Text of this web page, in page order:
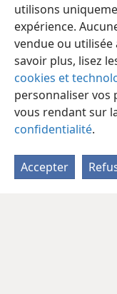
utilisons
expérience.
vendue ou
savoir plus, lisez
cookies et
personnaliser vos
vous rendant sur
confidentialité.
Accepter